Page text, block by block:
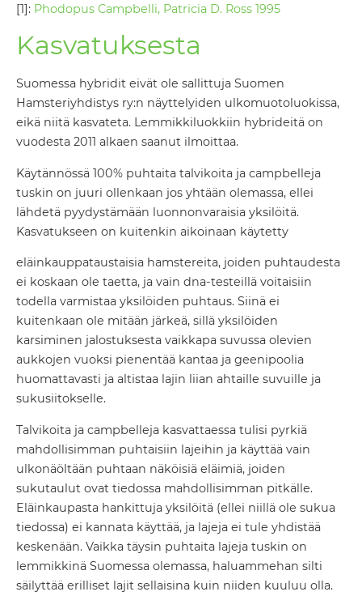
[1]: Phodopus Campbelli, Patricia D. Ross 1995
Kasvatuksesta
Suomessa hybridit eivät ole sallittuja Suomen
Hamsteriyhdistys ry:n näyttelyiden ulkomuotoluokissa,
eikä niitä kasvateta. Lemmikkiluokkiin hybrideitä on
vuodesta 2011 alkaen saanut ilmoittaa.
Käytännössä 100% puhtaita talvikoita ja campbelleja
tuskin on juuri ollenkaan jos yhtään olemassa, ellei
lähdetä pyydystämään luonnonvaraisia yksilöitä.
Kasvatukseen on kuitenkin aikoinaan käytetty
eläinkauppataustaisia hamstereita, joiden puhtaudesta
ei koskaan ole taetta, ja vain dna-testeillä voitaisiin
todella varmistaa yksilöiden puhtaus. Siinä ei
kuitenkaan ole mitään järkeä, sillä yksilöiden
karsiminen jalostuksesta vaikkapa suvussa olevien
aukkojen vuoksi pienentää kantaa ja geenipoolia
huomattavasti ja altistaa lajin liian ahtaille suvuille ja
sukusiitokselle.
Talvikoita ja campbelleja kasvattaessa tulisi pyrkiä
mahdollisimman puhtaisiin lajeihin ja käyttää vain
ulkonäöltään puhtaan näköisiä eläimiä, joiden
sukutaulut ovat tiedossa mahdollisimman pitkälle.
Eläinkaupasta hankittuja yksilöitä (ellei niillä ole sukua
tiedossa) ei kannata käyttää, ja lajeja ei tule yhdistää
keskenään. Vaikka täysin puhtaita lajeja tuskin on
lemmikkinä Suomessa olemassa, haluammehan silti
säilyttää erilliset lajit sellaisina kuin niiden kuuluu olla.